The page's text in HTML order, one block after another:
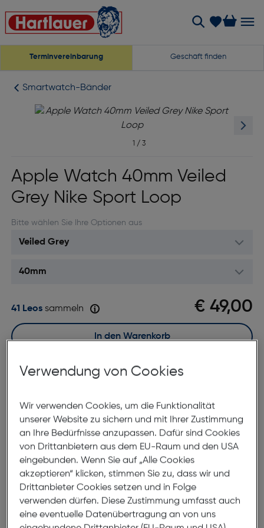
Terminvereinbarung Geschäft finden
Smartwatch-Bänder
1 / 3
Apple Watch 40mm Veiled
Grey Nike Sport Loop
Bitte wählen Sie Ihre Optionen aus
€ 49,00
41 Leossammeln
Sofort kaufen
In den Warenkorb
merken vergleichen
7 bis 9 Werktage Lieferzeit
Nach Hause liefern
Selbstabholung in Verfügbarkeit prüfen
Produktbeschreibung
Verwendung von Cookies
Wir verwenden Cookies, um die Funktionalität
unserer Website zu sichern und mit Ihrer Zustimmung
an Ihre Bedürfnisse anzupassen. Dafür sind Cookies
von Drittanbietern aus dem EU-Raum und den USA
eingebunden. Wenn Sie auf „Alle Cookies
akzeptieren“ klicken, stimmen Sie zu, dass wir und
Drittanbieter Cookies setzen und in Folge
verwenden dürfen. Diese Zustimmung umfasst auch
eine eventuelle Datenübertragung an von uns